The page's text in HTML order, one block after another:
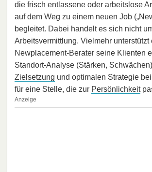
die frisch entlassene oder arbeitslose
auf dem Weg zu einem neuen Job
begleitet. Dabei handelt es sich nicht
Arbeitsvermittlung. Vielmehr unterstützt
Newplacement-Berater seine Klienten
Standort-Analyse (Stärken,
Zielsetzung und optimalen Strategie
für eine Stelle, die zur Persönlichkeit
Anzeige